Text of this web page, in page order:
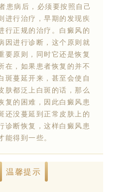
病后，必须要按照自己
进行治疗，早期的发现疾
行正规的治疗。白癜风的
因进行诊断，这个原则就
要原则，同时它还是恢复
在，如果患者恢复的并不
斑蔓延开来，甚至会使自
肤都泛上白斑的话，那么
复的困难，因此白癜风患
还没蔓延到正常皮肤上的
诊断恢复，这样白癜风患
能得到一些。
温馨提示